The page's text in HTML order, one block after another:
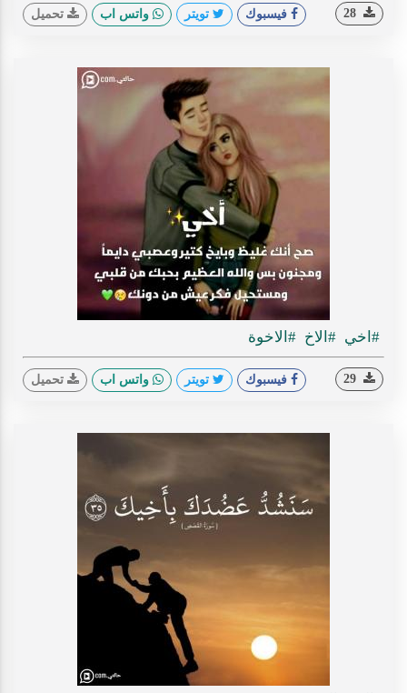
فيسبوك تويتر واتس اب تحميل
#اخي #الاخ #الاخوة
فيسبوك تويتر واتس اب تحميل